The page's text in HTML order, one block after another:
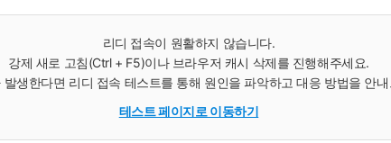
리디 접속이 원활하지 않습니다.
강제 새로 고침(Ctrl + F5)이나 브라우저 캐시 삭제를 진행해주세요.
발생한다면 리디 접속 테스트를 통해 원인을 파악하고 대응 방법을 안
테스트 페이지로 이동하기